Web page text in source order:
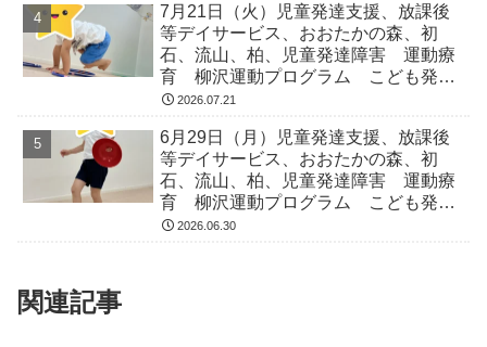
7月21日（火）児童発達支援、放課後
等デイサービス、おおたかの森、初
石、流山、柏、児童発達障害 運動療
育 柳沢運動プログラム こども発達
気になる 発達障害 放デイ 自閉
2026.07.21
6月29日（月）児童発達支援、放課後
等デイサービス、おおたかの森、初
石、流山、柏、児童発達障害 運動療
育 柳沢運動プログラム こども発達
気になる 発達障害 放デイ 自閉
2026.06.30
関連記事